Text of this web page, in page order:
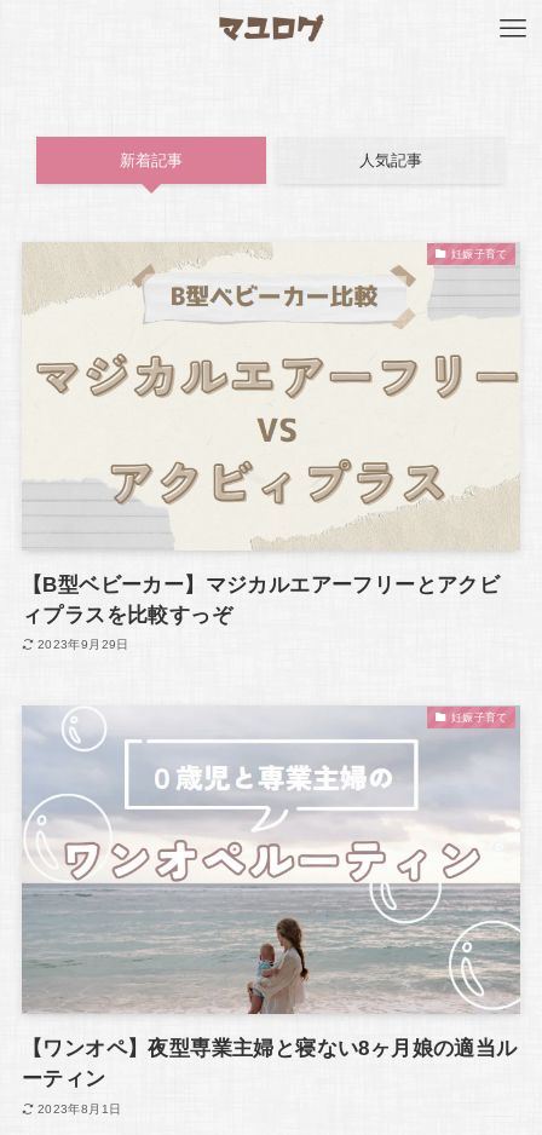
新着記事 人気記事
妊娠子育て
【B型ベビーカー】マジカルエアーフリーとアクビ
ィプラスを比較すっぞ
2023年9月29日
妊娠子育て
【ワンオペ】夜型専業主婦と寝ない8ヶ月娘の適当ル
ーティン
2023年8月1日